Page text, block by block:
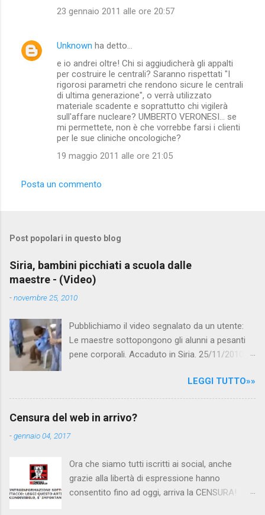
23 gennaio 2011 alle ore 20:57
Unknown ha detto…
e io andrei oltre! Chi si aggiudicherà gli appalti
per costruire le centrali? Saranno rispettati "I
rigorosi parametri che rendono sicure le centrali
di ultima generazione", o verrà utilizzato
materiale scadente e soprattutto chi vigilerà
sull'affare nucleare? UMBERTO VERONESI... se
mi permettete, non è che vorrebbe farsi i clienti
per le sue cliniche oncologiche?
19 maggio 2011 alle ore 21:05
Posta un commento
Post popolari in questo blog
Siria, bambini picchiati a scuola dalle
maestre - (Video)
-novembre 25, 2010
Pubblichiamo il video segnalato da un utente:
Le maestre sottopongono gli alunni a pesanti
pene corporali. Accaduto in Siria. 25/11/2010
Canale 5 "Forum" si è interessato al caso,
interpellando prontamente l'ambasciata siriana,
per fare luce sulla vicenda: è emerso che il
scuola. LEGGI IL SERVIZIO . staff
nocensura.com Condividi su Facebook
LEGGI TUTTO»»
Censura del web in arrivo?
-gennaio 04, 2017
Ora che siamo tutti iscritti ai social, anche
grazie alla libertà di espressione hanno
consentito fino ad oggi, arriva la CENSURA!